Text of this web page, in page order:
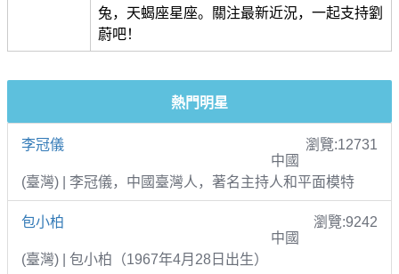
兔，天蝎座星座。關注最新近況，一起支持劉
蔚吧！
熱門明星
李冠儀
瀏覽:12731
中國
(臺灣) | 李冠儀，中國臺灣人，著名主持人和平面模特
包小柏
瀏覽:9242
中國
(臺灣) | 包小柏（1967年4月28日出生）